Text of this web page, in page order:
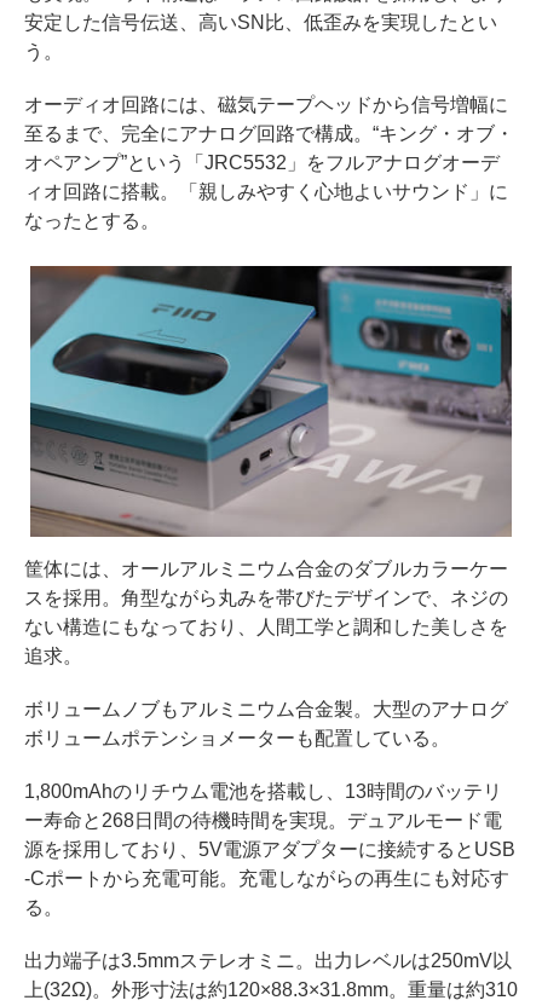
安定した信号伝送、高いSN比、低歪みを実現したとい
う。
オーディオ回路には、磁気テープヘッドから信号増幅に
至るまで、完全にアナログ回路で構成。“キング・オブ・
オペアンプ”という「JRC5532」をフルアナログオーデ
ィオ回路に搭載。「親しみやすく心地よいサウンド」に
なったとする。
筐体には、オールアルミニウム合金のダブルカラーケー
スを採用。角型ながら丸みを帯びたデザインで、ネジの
ない構造にもなっており、人間工学と調和した美しさを
追求。
ボリュームノブもアルミニウム合金製。大型のアナログ
ボリュームポテンショメーターも配置している。
1,800mAhのリチウム電池を搭載し、13時間のバッテリ
ー寿命と268日間の待機時間を実現。デュアルモード電
源を採用しており、5V電源アダプターに接続するとUSB
-Cポートから充電可能。充電しながらの再生にも対応す
る。
出力端子は3.5mmステレオミニ。出力レベルは250mV以
上(32Ω)。外形寸法は約120×88.3×31.8mm。重量は約310